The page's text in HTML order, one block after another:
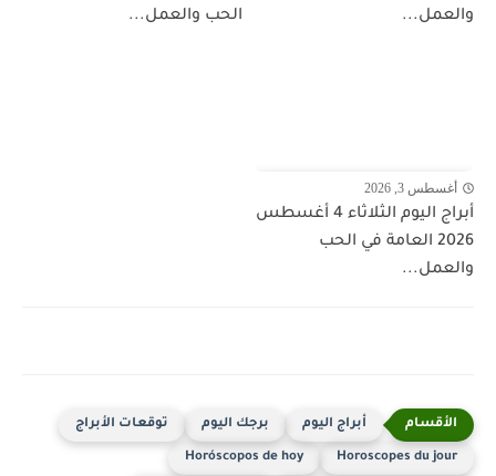
والعمل...
الحب والعمل...
أغسطس 3, 2026
أبراج اليوم الثلاثاء 4 أغسطس
2026 العامة في الحب
والعمل...
أبراج اليوم برجك اليوم توقعات الأبراج
Horoscopes du jour
Horóscopos de hoy